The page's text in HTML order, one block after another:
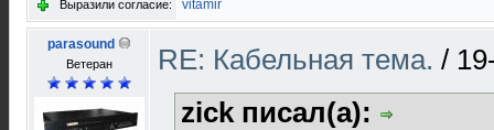
Выразили согласие: vitamir
parasound
Ветеран RE: Кабельная тема. /
zick писал(а):